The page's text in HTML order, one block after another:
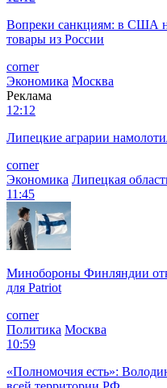
Вопреки санкциям: в США
товары из России
corner
Экономика Москва
Реклама
12:12
Липецкие аграрии
corner
Экономика Липецкая
11:45
Минобороны Финляндии
для Patriot
corner
Политика Москва
10:59
«Полномочия есть»: